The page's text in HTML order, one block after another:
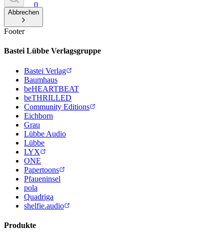
0
Abbrechen
Footer
Bastei Lübbe Verlagsgruppe
Bastei Verlag
Baumhaus
beHEARTBEAT
beTHRILLED
Community Editions
Eichborn
Grau
Lübbe Audio
Lübbe
LYX
ONE
Papertoons
Pfaueninsel
pola
Quadriga
shelfie.audio
Produkte